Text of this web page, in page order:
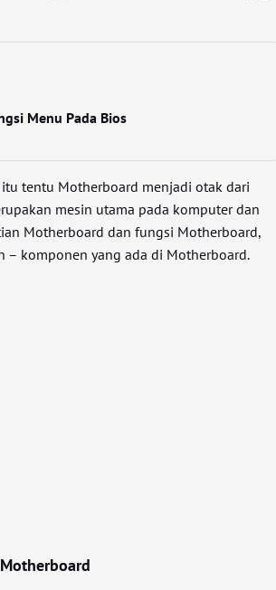
Menu Pada Bios
tentu Motherboard menjadi otak dari
mesin utama pada komputer dan
Motherboard dan fungsi Motherboard,
– komponen yang ada di Motherboard.